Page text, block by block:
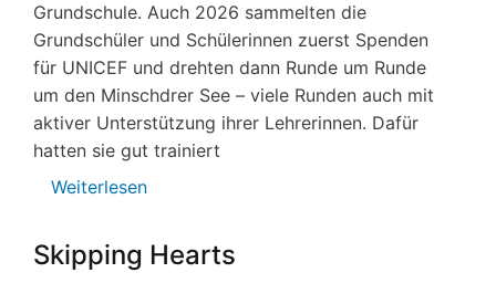
Grundschule. Auch 2026 sammelten die
Grundschüler und Schülerinnen zuerst Spenden
für UNICEF und drehten dann Runde um Runde
um den Minschdrer See – viele Runden auch mit
aktiver Unterstützung ihrer Lehrerinnen. Dafür
hatten sie gut trainiert
Weiterlesen
–
Spendenlauf
Skipping Hearts